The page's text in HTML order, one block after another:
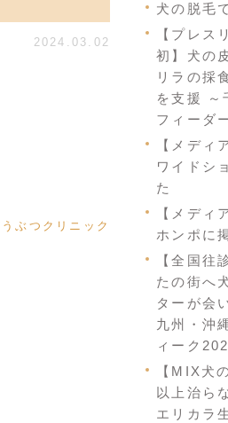
2024.03.02
ぶつクリニック
犬の脱毛
【プレス
初】犬の
リラの採
を支援 ～
フィーダ
【メディ
ワイドシ
た
【メディ
ホンポに
【全国往
たの街へ
ターが会
九州・沖
ィーク
【MIX犬
以上治ら
エリカラ